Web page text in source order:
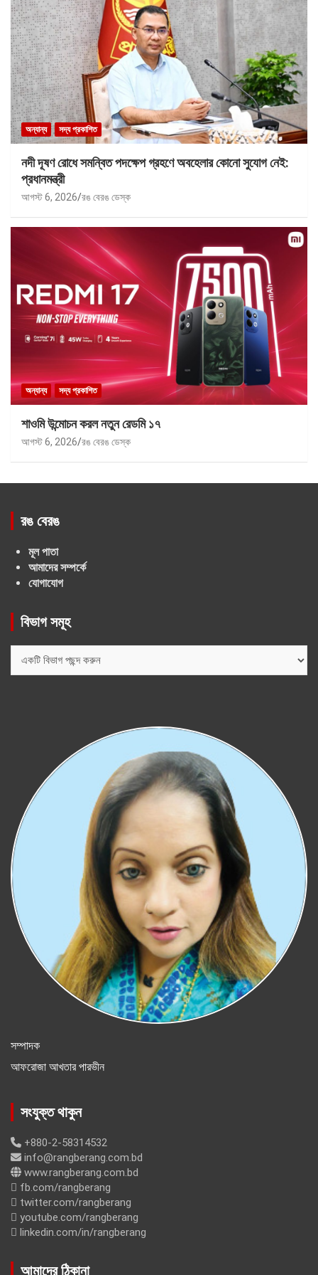
অন্যান্য সদ্য প্রকাশিত
নদী দূষণ রোধে সমন্বিত পদক্ষেপ গ্রহণে অবহেলার কোনো সুযোগ নেই:
প্রধানমন্ত্রী
আগস্ট 6, 2026 রঙ বেরঙ ডেস্ক
অন্যান্য সদ্য প্রকাশিত
শাওমি উন্মোচন করল নতুন রেডমি ১৭
আগস্ট 6, 2026 রঙ বেরঙ ডেস্ক
রঙ বেরঙ
মূল পাতা
আমাদের সম্পর্কে
যোগাযোগ
বিভাগ সমূহ
সম্পাদক
আফরোজা আখতার পারভীন
সংযুক্ত থাকুন
+880-2-58314532
info@rangberang.com.bd
www.rangberang.com.bd
fb.com/rangberang
twitter.com/rangberang
youtube.com/rangberang
linkedin.com/in/rangberang
আমাদের ঠিকানা